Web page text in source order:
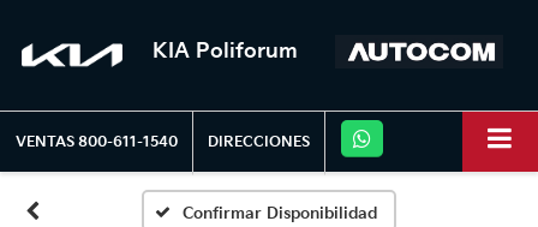
KIA Poliforum
VENTAS 800-611-1540 DIRECCIONES
Confirmar Disponibilidad
Disponibles